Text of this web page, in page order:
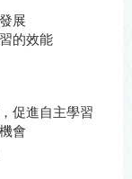
展
的效能
促進自主學習
會